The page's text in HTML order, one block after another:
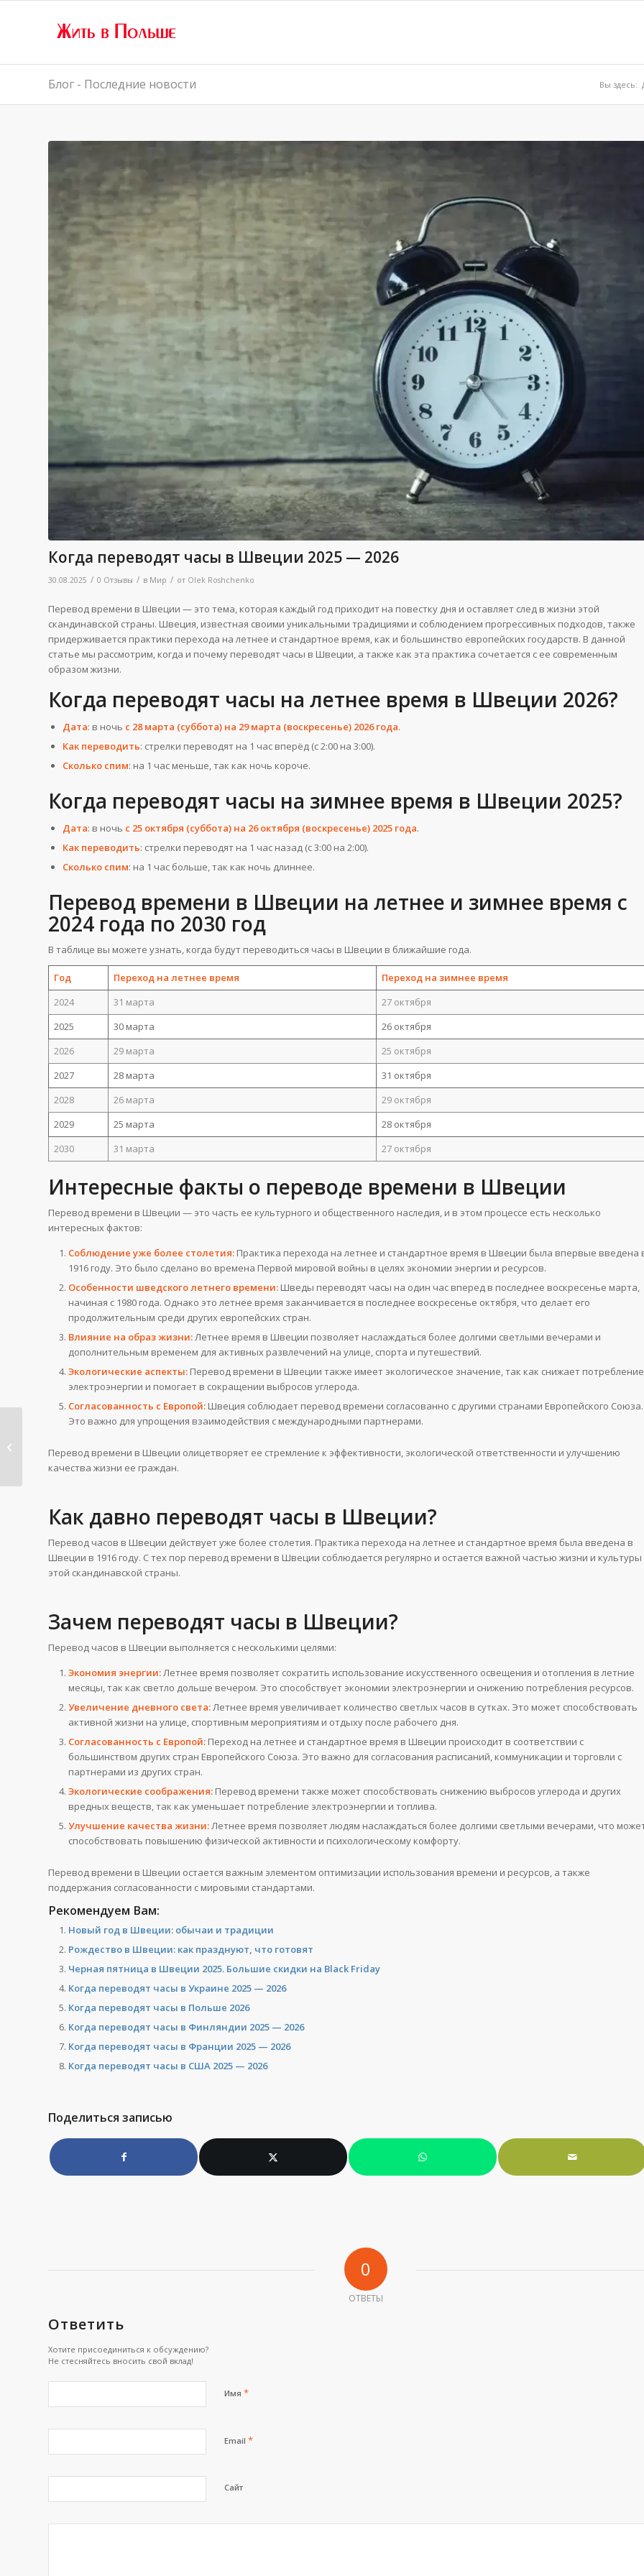
Блог - Последние новости Вы здесь:
Когда переводят часы в Швеции 2025 — 2026
30.08.2025 / 0 Отзывы / в Мир / от Olek Roshchenko
Перевод времени в Швеции — это тема, которая каждый год приходит на повестку дня и оставляет след в жизни этой
скандинавской страны. Швеция, известная своими уникальными традициями и соблюдением прогрессивных подходов, также
придерживается практики перехода на летнее и стандартное время, как и большинство европейских государств. В данной
статье мы рассмотрим, когда и почему переводят часы в Швеции, а также как эта практика сочетается с ее современным
образом жизни.
Когда переводят часы на летнее время в Швеции 2026?
Дата: в ночь с 28 марта (суббота) на 29 марта (воскресенье) 2026 года.
Как переводить: стрелки переводят на 1 час вперёд (с 2:00 на 3:00).
Сколько спим: на 1 час меньше, так как ночь короче.
Когда переводят часы на зимнее время в Швеции 2025?
Дата: в ночь с 25 октября (суббота) на 26 октября (воскресенье) 2025 года.
Как переводить: стрелки переводят на 1 час назад (с 3:00 на 2:00).
Сколько спим: на 1 час больше, так как ночь длиннее.
Перевод времени в Швеции на летнее и зимнее время с
2024 года по 2030 год
В таблице вы можете узнать, когда будут переводиться часы в Швеции в ближайшие года.
Год Переход на летнее время
Переход на зимнее время
2024
31 марта
27 октября
2025
30 марта
26 октября
2026
29 марта
25 октября
2027
28 марта
31 октября
2028
26 марта
29 октября
2029
25 марта
28 октября
2030
31 марта 27 октября
Интересные факты о переводе времени в Швеции
Перевод времени в Швеции — это часть ее культурного и общественного наследия, и в этом процессе есть несколько
интересных фактов:
Соблюдение уже более столетия: Практика перехода на летнее и стандартное время в Швеции была впервые введена
1916 году. Это было сделано во времена Первой мировой войны в целях экономии энергии и ресурсов.
Особенности шведского летнего времени: Шведы переводят часы на один час вперед в последнее воскресенье марта,
начиная с 1980 года. Однако это летнее время заканчивается в последнее воскресенье октября, что делает его
продолжительным среди других европейских стран.
Влияние на образ жизни:Летнее время в Швеции позволяет наслаждаться более долгими светлыми вечерами и
дополнительным временем для активных развлечений на улице, спорта и путешествий.
Экологические аспекты: Перевод времени в Швеции также имеет экологическое значение, так как снижает потребление
электроэнергии и помогает в сокращении выбросов углерода.
Согласованность с Европой: Швеция соблюдает перевод времени согласованно с другими странами Европейского Союза.
Это важно для упрощения взаимодействия с международными партнерами.
Перевод времени в Швеции олицетворяет ее стремление к эффективности, экологической ответственности и улучшению
качества жизни ее граждан.
Как давно переводят часы в Швеции?
Перевод часов в Швеции действует уже более столетия. Практика перехода на летнее и стандартное время была введена в
Швеции в 1916 году. С тех пор перевод времени в Швеции соблюдается регулярно и остается важной частью жизни и культуры
этой скандинавской страны.
Зачем переводят часы в Швеции?
Перевод часов в Швеции выполняется с несколькими целями:
Экономия энергии:Летнее время позволяет сократить использование искусственного освещения и отопления в летние
месяцы, так как светло дольше вечером. Это способствует экономии электроэнергии и снижению потребления ресурсов.
Увеличение дневного света:Летнее время увеличивает количество светлых часов в сутках. Это может способствовать
активной жизни на улице, спортивным мероприятиям и отдыху после рабочего дня.
Согласованность с Европой: Переход на летнее и стандартное время в Швеции происходит в соответствии с
большинством других стран Европейского Союза. Это важно для согласования расписаний, коммуникации и торговли с
партнерами из других стран.
Экологические соображения: Перевод времени также может способствовать снижению выбросов углерода и других
вредных веществ, так как уменьшает потребление электроэнергии и топлива.
Улучшение качества жизни:Летнее время позволяет людям наслаждаться более долгими светлыми вечерами, что
способствовать повышению физической активности и психологическому комфорту.
Перевод времени в Швеции остается важным элементом оптимизации использования времени и ресурсов, а также
поддержания согласованности с мировыми стандартами.
Рекомендуем Вам:
Новый год в Швеции: обычаи и традиции
Рождество в Швеции: как празднуют, что готовят
Черная пятница в Швеции 2025. Большие скидки на Black Friday
Когда переводят часы в Украине 2025 — 2026
Когда переводят часы в Польше 2026
Когда переводят часы в Финляндии 2025 — 2026
Когда переводят часы в Франции 2025 — 2026
Когда переводят часы в США 2025 — 2026
Поделиться записью
0
ОТВЕТЫ
Ответить
Хотите присоединиться к обсуждению?
Не стесняйтесь вносить свой вклад!
Имя *
Email *
Сайт
2025 — 2...